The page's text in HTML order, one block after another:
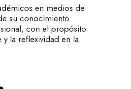
en medios de
su conocimiento
con el propósito
la reflexividad en la